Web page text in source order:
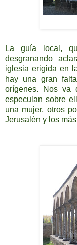
La guía local,
desgranando
iglesia erigida en
hay una gran
orígenes. Nos va
especulan sobre
una mujer, otros
Jerusalén y los